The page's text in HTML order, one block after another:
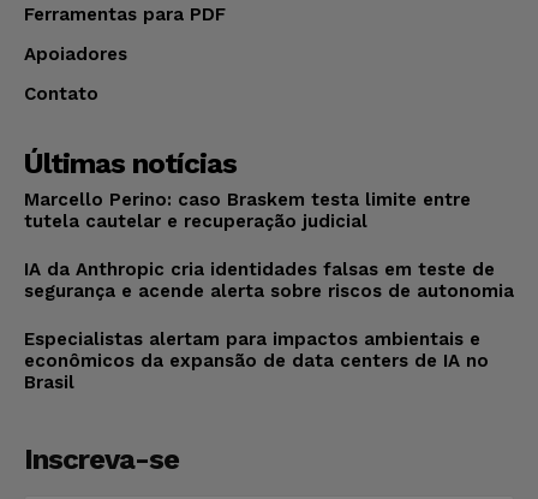
Ferramentas para PDF
Apoiadores
Contato
Últimas notícias
Marcello Perino: caso Braskem testa limite entre
tutela cautelar e recuperação judicial
IA da Anthropic cria identidades falsas em teste de
segurança e acende alerta sobre riscos de autonomia
Especialistas alertam para impactos ambientais e
econômicos da expansão de data centers de IA no
Brasil
Inscreva-se